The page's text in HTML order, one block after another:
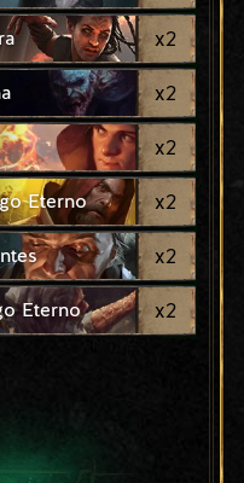
x2
x2
x2
Eterno x2
x2
Eterno x2